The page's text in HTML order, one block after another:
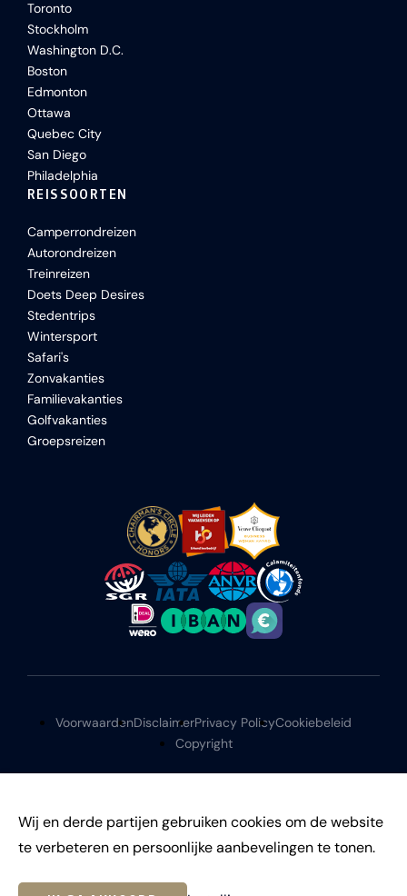
Wij en derde partijen gebruiken cookies om de website
te verbeteren en persoonlijke aanbevelingen te tonen.
Toronto
Stockholm
Washington D.C.
Boston
Edmonton
Ottawa
Quebec City
San Diego
Philadelphia
REISSOORTEN
Camperrondreizen
Autorondreizen
Treinreizen
Doets Deep Desires
Stedentrips
Wintersport
Safari's
Zonvakanties
Familievakanties
Golfvakanties
Groepsreizen
VoorwaardenDisclaimerPrivacy PolicyCookiebeleid
Copyright